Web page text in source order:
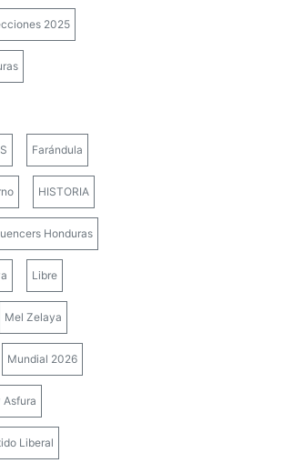
2025
Farándula
HISTORIA
Honduras
Libre
Mel Zelaya
Mundial 2026
Asfura
Liberal